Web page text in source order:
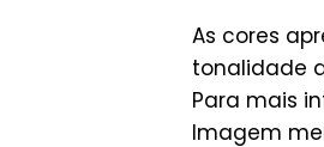
As cores
tonalidade
Para mais
Imagem